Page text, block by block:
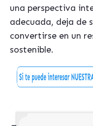
una perspectiva
adecuada, deja de
convertirse en un
sostenible.